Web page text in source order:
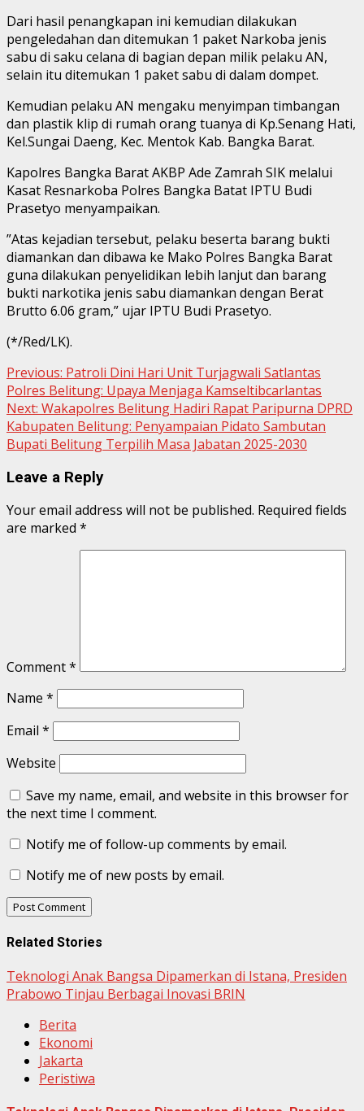
Dari hasil penangkapan ini kemudian dilakukan
pengeledahan dan ditemukan 1 paket Narkoba jenis
sabu di saku celana di bagian depan milik pelaku AN,
selain itu ditemukan 1 paket sabu di dalam dompet.
Kemudian pelaku AN mengaku menyimpan timbangan
dan plastik klip di rumah orang tuanya di Kp.Senang Hati,
Kel.Sungai Daeng, Kec. Mentok Kab. Bangka Barat.
Kapolres Bangka Barat AKBP Ade Zamrah SIK melalui
Kasat Resnarkoba Polres Bangka Batat IPTU Budi
Prasetyo menyampaikan.
”Atas kejadian tersebut, pelaku beserta barang bukti
diamankan dan dibawa ke Mako Polres Bangka Barat
guna dilakukan penyelidikan lebih lanjut dan barang
bukti narkotika jenis sabu diamankan dengan Berat
Brutto 6.06 gram,” ujar IPTU Budi Prasetyo.
(*/Red/LK).
Continue
Reading
Previous: Patroli Dini Hari Unit Turjagwali Satlantas
Polres Belitung: Upaya Menjaga Kamseltibcarlantas
Next: Wakapolres Belitung Hadiri Rapat Paripurna DPRD
Kabupaten Belitung: Penyampaian Pidato Sambutan
Bupati Belitung Terpilih Masa Jabatan 2025-2030
Leave a Reply
Your email address will not be published. Required fields
are marked *
Comment*
Name *
Email *
Website
Save my name, email, and website in this browser for
the next time I comment.
Notify me of follow-up comments by email.
Notify me of new posts by email.
Related Stories
Teknologi Anak Bangsa Dipamerkan di Istana, Presiden
Prabowo Tinjau Berbagai Inovasi BRIN
Berita
Ekonomi
Jakarta
Peristiwa